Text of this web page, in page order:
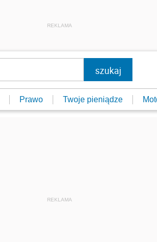
REKLAMA
Prawo Twoje pieniądze